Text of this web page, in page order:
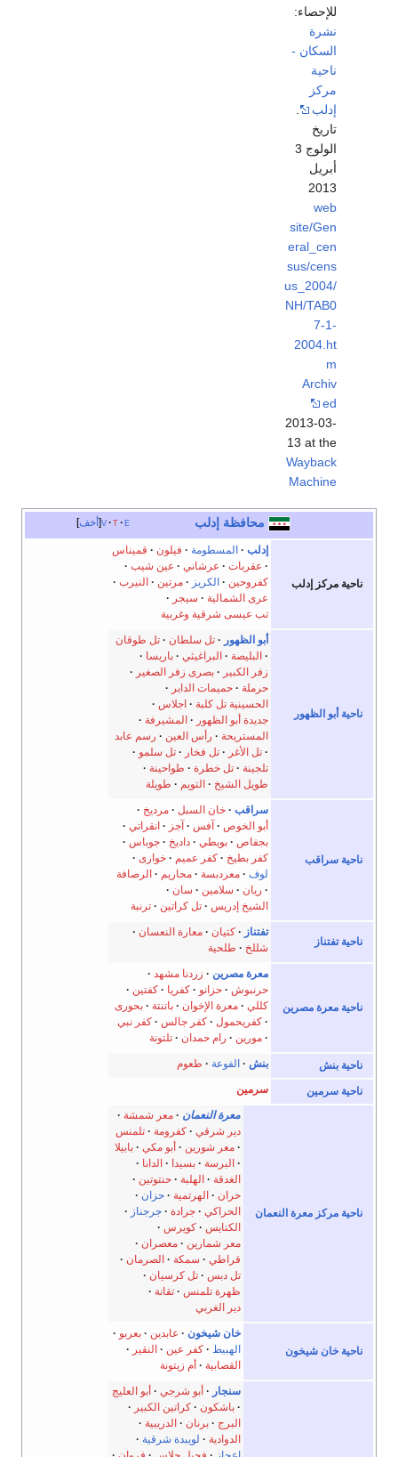
للإحصاء:
نشرة
السكان -
ناحية
مركز
إدلب
تاريخ
الولوج 3
أبريل
2013
web
site/Gen
eral_cen
sus/cens
us_2004/
NH/TAB0
7-1-
2004.ht
m
Archiv
ed
2013-03-
13 at the
Wayback
Machine
أخف v t e محافظة إدلب
ناحية مركز إدلب
إدلب المسطومة فيلون
قميناس
عقربات
عرشاني
عين شيب
كفروحين
الكريز مرتين
النيرب
عرى الشمالية
سيجر
تب عيسى شرقية وغربية
ناحية أبو الظهور
أبو الظهور تل سلطان
تل طوقان
البليصة
البراغيثي
باريسا
زفر الكبير
بصرى زفر الصغير
حرملة
حميمات الداير
الحسينية تل كلبة
اجلاس
جديدة أبو الظهور
المشيرفة
المستريحة
رأس العين
رسم عابد
تل الأغر
تل فخار
تل سلمو
تلجينة
تل خطرة
طواحينة
طويل الشيخ
التويم طويلة
ناحية سراقب
سراقب خان السبل
مرديخ
أبو الخوص
آفس آجز
انقراتي
بجفاص
بويطي داديخ
جوباس
كفر بطيخ
كفر عميم
خوارى
لوف
معردبسة محاريم
الرصافة
ريان
سلامين
سان
الشيخ إدريس
تل كراتين ترنبة
ناحية تفتناز
تفتناز كتيان
معارة النعسان
شللخ
طلحية
ناحية معرة مصرين
معرة مصرين
زردنا مشهد
حرنبوش
حزانو كفريا
كفتين
كللي
معرة الإخوان باتنتة
بحورى
كفريحمول
كفر جالس
كفر نبي
مورين
رام حمدان تلتونة
ناحية بنش بنش الفوعة طعوم
ناحية سرمين سرمين
ناحية مركز معرة النعمان
معرة النعمان
معر شمشة
دير شرقي
كفرومة
تلمنس
معر شورين
أبو مكي
بابيلا
البرسة
بسيدا
الدانا
الغدقة
الهلبة
حنتوتين
حران
الهرتمية
حزان
الحراكي
جرادة
جرجناز
الكنايس
كويرس
معر شمارين
معصران
قراطي
سمكة
الصرمان
تل دبس
تل كرسيان
ظهرة تلمنس
تقانة
دير الغربي
ناحية خان شيخون
خان شيخون عابدين
بعربو
الهبيط
كفر عين
النقير
القصابية
أم زيتونة
سنجار أبو شرجي
أبو العليج
باشكون
كراتين الكبير
البرج
برنان
الدريبية
الدوادية
لويبدة شرقية